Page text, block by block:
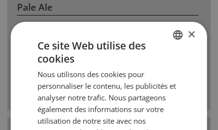
Pale Ale
La Pale Ale est une bière à haute fermentation au
houblon prononcé. Les anglais voulaient une
variante plus claire des Ales classiques. Ainsi le
malt choisit est plus clair et lamertume du
houblon plus prononcée. Des arômes comme la
résine et des notes dagrumes ainsi que de fruits
sharmonisent avec le corps de malt.
×
Ce site Web utilise des
cookies
Nous utilisons des cookies pour
personnaliser le contenu, les publicités et
analyser notre trafic. Nous partageons
également des informations sur votre
utilisation de notre site avec nos